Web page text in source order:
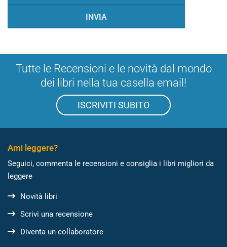
Tutte le Recensioni e le novità dal mondo
dei libri nella tua casella email!
ISCRIVITI SUBITO
Ami leggere?
Seguici, commenta le recensioni e consiglia i libri migliori da
leggere
Novità libri
Scrivi una recensione
Diventa un collaboratore